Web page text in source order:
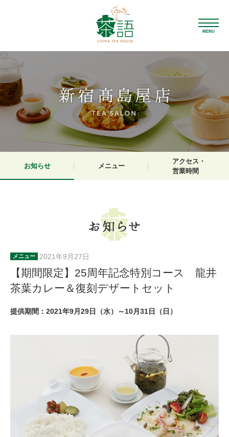
MENU
お知らせ メニュー
アクセス・
営業時間
メニュー 2021年9月27日
【期間限定】25周年記念特別コース 龍井
茶葉カレー＆復刻デザートセット
提供期間：2021年9月29日（水）～10月31日（日）